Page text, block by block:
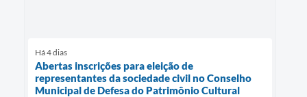
Há 4 dias
Abertas inscrições para eleição de
representantes da sociedade civil no Conselho
Municipal de Defesa do Patrimônio Cultural